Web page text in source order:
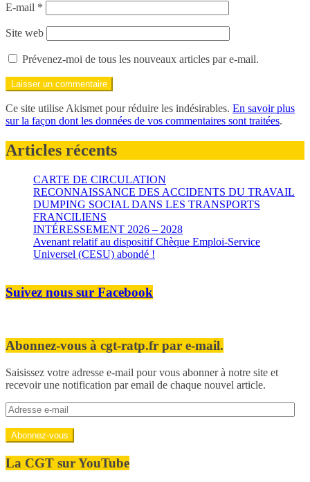
E-mail *
Site web
Prévenez-moi de tous les nouveaux articles par e-mail.
Ce site utilise Akismet pour réduire les indésirables. En savoir plus
sur la façon dont les données de vos commentaires sont traitées.
Articles récents
CARTE DE CIRCULATION
RECONNAISSANCE DES ACCIDENTS DU TRAVAIL
DUMPING SOCIAL DANS LES TRANSPORTS
FRANCILIENS
INTÉRESSEMENT 2026 – 2028
Avenant relatif au dispositif Chèque Emploi-Service
Universel (CESU) abondé !
Suivez nous sur Facebook
Abonnez-vous à cgt-ratp.fr par e-mail.
Saisissez votre adresse e-mail pour vous abonner à notre site et
recevoir une notification par email de chaque nouvel article.
Adresse
e-
mail
Abonnez-vous
La CGT sur YouTube